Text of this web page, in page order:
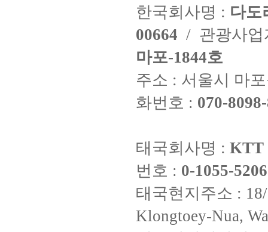
한국회사명 : 다도
00664 / 관광사
마포-1844호
주소 : 서울시 마
화번호 : 070-
태국회사명 : KTT
번호 : 0-1055-
태국현지주소 :
Klongtoey-Nua,